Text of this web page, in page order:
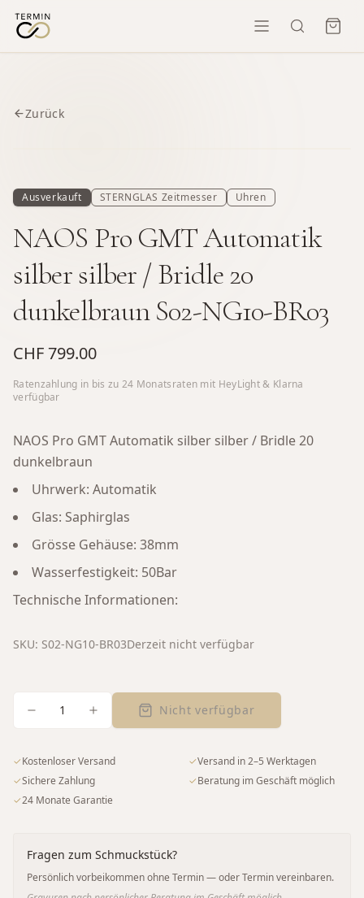
Zurück
Ausverkauft STERNGLAS Zeitmesser Uhren
NAOS Pro GMT Automatik
silber silber / Bridle 20
dunkelbraun S02-NG10-BR03
CHF 799.00
Ratenzahlung in bis zu 24 Monatsraten mit HeyLight & Klarna
verfügbar
NAOS Pro GMT Automatik silber silber / Bridle 20
dunkelbraun
Uhrwerk: Automatik
Glas: Saphirglas
Grösse Gehäuse: 38mm
Wasserfestigkeit: 50Bar
Technische Informationen:
SKU: S02-NG10-BR03Derzeit nicht verfügbar
1 Nicht verfügbar
✓Kostenloser Versand ✓Versand in 2–5 Werktagen
✓Sichere Zahlung ✓Beratung im Geschäft möglich
✓24 Monate Garantie
Fragen zum Schmuckstück?
Persönlich vorbeikommen ohne Termin — oder Termin vereinbaren.